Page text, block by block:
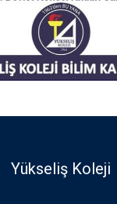
Yükseliş Koleji